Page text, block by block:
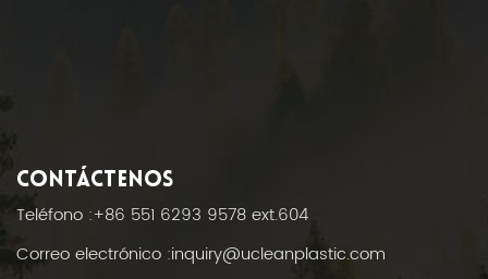
CONTÁCTENOS
Teléfono :+86 551 6293 9578 ext.604
Correo electrónico :inquiry@ucleanplastic.com